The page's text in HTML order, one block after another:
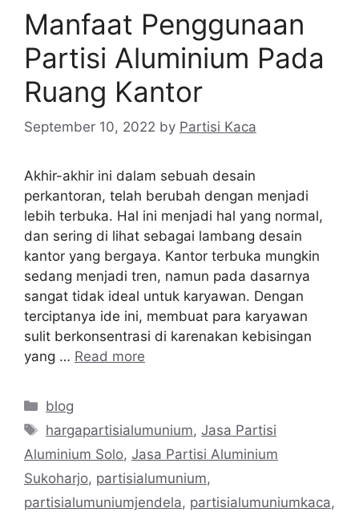
Manfaat Penggunaan
Partisi Aluminium Pada
Ruang Kantor
September 10, 2022 by Partisi Kaca
Akhir-akhir ini dalam sebuah desain
perkantoran, telah berubah dengan menjadi
lebih terbuka. Hal ini menjadi hal yang normal,
dan sering di lihat sebagai lambang desain
kantor yang bergaya. Kantor terbuka mungkin
sedang menjadi tren, namun pada dasarnya
sangat tidak ideal untuk karyawan. Dengan
terciptanya ide ini, membuat para karyawan
sulit berkonsentrasi di karenakan kebisingan
yang … Read more
Categories
blog
Tags
hargapartisialumunium,Jasa Partisi
Aluminium Solo, Jasa Partisi Aluminium
Sukoharjo, partisialumunium,
partisialumuniumjendela, partisialumuniumkaca,